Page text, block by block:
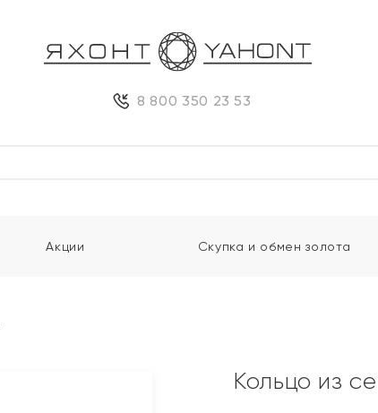
8 800 350 23 53
Акции Скупка и обмен золота
Кольцо из